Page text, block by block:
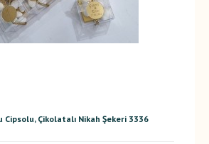
Çikolatalı Nikah Şekeri 3336